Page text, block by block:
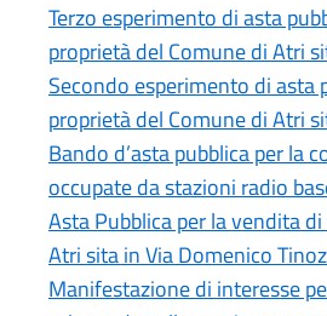
Terzo esperimento di asta
proprietà del Comune di Atri
Secondo esperimento di asta
proprietà del Comune di Atri
Bando d’asta pubblica per la
occupate da stazioni radio
Asta Pubblica per la vendita
Atri sita in Via Domenico
Manifestazione di interesse